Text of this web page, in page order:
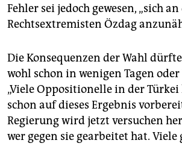
Fehler sei jedoch gewesen, „sich an
Rechtsextremisten Özdag
Die Konsequenzen der Wahl
wohl schon in wenigen Tagen oder
„Viele Oppositionelle in der Türkei
schon auf dieses Ergebnis
Regierung wird jetzt versuchen
wer gegen sie gearbeitet hat. Viele